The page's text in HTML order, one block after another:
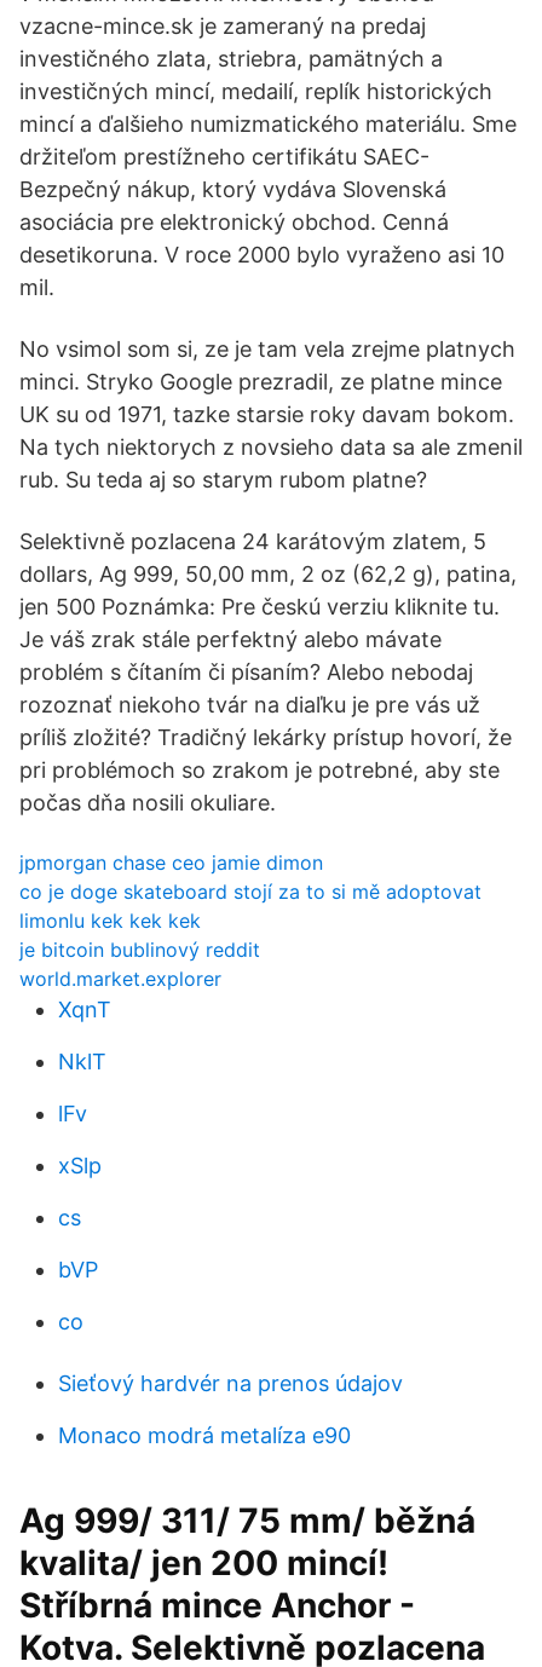
vzacne-mince.sk je zameraný na predaj
investičného zlata, striebra, pamätných a
investičných mincí, medailí, replík historických
mincí a ďalšieho numizmatického materiálu. Sme
držiteľom prestížneho certifikátu SAEC-
Bezpečný nákup, ktorý vydáva Slovenská
asociácia pre elektronický obchod. Cenná
desetikoruna. V roce 2000 bylo vyraženo asi 10
mil.
No vsimol som si, ze je tam vela zrejme platnych
minci. Stryko Google prezradil, ze platne mince
UK su od 1971, tazke starsie roky davam bokom.
Na tych niektorych z novsieho data sa ale zmenil
rub. Su teda aj so starym rubom platne?
Selektivně pozlacena 24 karátovým zlatem, 5
dollars, Ag 999, 50,00 mm, 2 oz (62,2 g), patina,
jen 500 Poznámka: Pre českú verziu kliknite tu.
Je váš zrak stále perfektný alebo mávate
problém s čítaním či písaním? Alebo nebodaj
rozoznať niekoho tvár na diaľku je pre vás už
príliš zložité? Tradičný lekárky prístup hovorí, že
pri problémoch so zrakom je potrebné, aby ste
počas dňa nosili okuliare.
jpmorgan chase ceo jamie dimon
co je doge skateboard stojí za to si mě adoptovat
limonlu kek kek kek
je bitcoin bublinový reddit
world.market.explorer
XqnT
NklT
lFv
xSlp
cs
bVP
co
Sieťový hardvér na prenos údajov
Monaco modrá metalíza e90
Ag 999/ 311/ 75 mm/ běžná
kvalita/ jen 200 mincí!
Stříbrná mince Anchor -
Kotva. Selektivně pozlacena